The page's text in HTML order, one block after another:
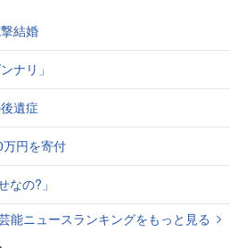
結婚
ナリ」
遺症
円を寄付
なの?」
能ニュースランキングをもっと見る